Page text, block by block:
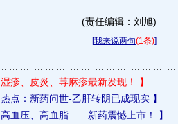
(责任编辑：刘旭)
[我来说两句(1条)]
湿疹、皮炎、荨麻疹最新发现！
】
热点：新药问世-乙肝转阴已成现实】
高血压、高血脂——新药震憾上市！ 】